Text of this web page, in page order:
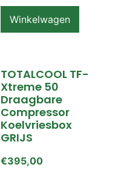
Winkelwagen
TOTALCOOL TF-
Xtreme 50
Draagbare
Compressor
Koelvriesbox
GRIJS
€395,00